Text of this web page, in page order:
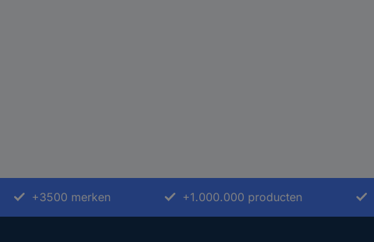
+3500 merken +1.000.000 producten